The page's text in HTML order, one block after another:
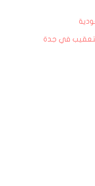
في جدة